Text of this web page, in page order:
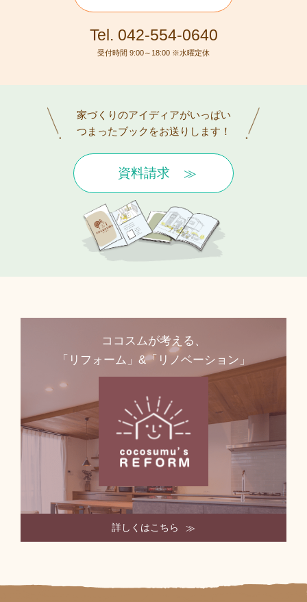
Tel. 042-554-0640
受付時間 9:00～18:00 ※水曜定休
家づくりのアイディアがいっぱい
つまったブックをお送りします！
資料請求
ココスムが考える、
「リフォーム」&「リノベーション」
詳しくはこちら